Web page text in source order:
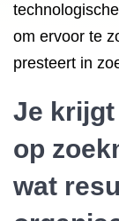
om ervoor te
presteert in
Je krijgt
op
wat